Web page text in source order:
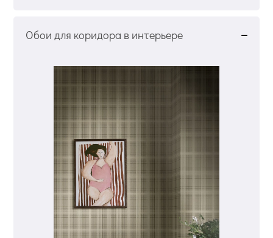
Обои для коридора в интерьере